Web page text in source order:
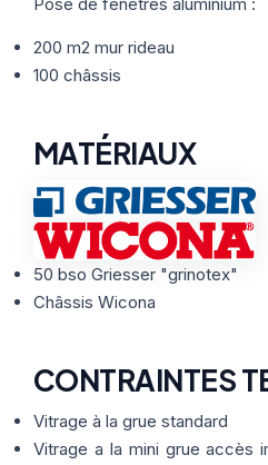
Nos Formules
ETRE
200 m2 mur rideau
100 châssis
MATÉRIAUX
50 bso Griesser "grinotex"
Châssis Wicona
CONTRAINTES
Vitrage à la grue standard
Vitrage a la mini grue accès